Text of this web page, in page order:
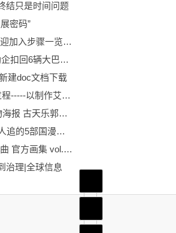
结只是时间问题
密码”
爱彼迎民宿怎么加入房间 爱彼迎加入步骤一览_天天聚看点
奔袭2000公里 法院执行干警助企扣回6辆大巴车-环球时讯
建doc文档下载
天天速读：MMD自旋骨制作过程-----以制作艾尔海森旋转呆毛为例
环球观点：《扫毒3》发布人物海报 古天乐郭富城刘青云开战
全球看热讯：早已完结却很少人追的5部国漫，喜欢的可以一口气看完了
今日视点：强袭魔女 轨迹轮舞曲 官方画集 vol.02 Spring&Summer
治理|全球信息